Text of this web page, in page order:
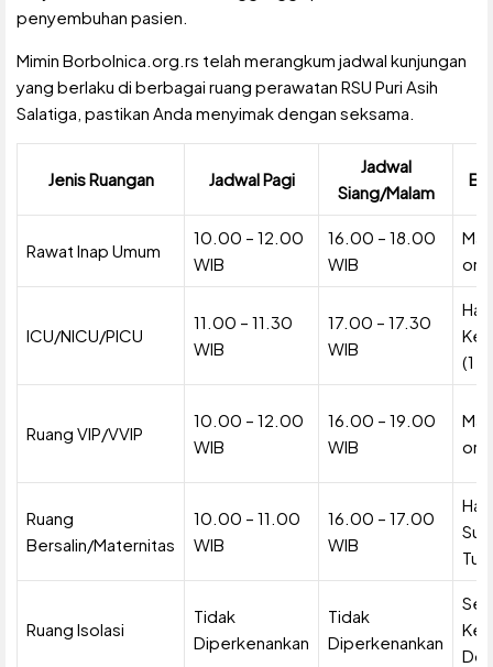
penyembuhan pasien.
Mimin Borbolnica.org.rs telah merangkum jadwal kunjungan
yang berlaku di berbagai ruang perawatan RSU Puri Asih
Salatiga, pastikan Anda menyimak dengan seksama.
Jenis Ruangan Jadwal Pagi
Jadwal
Siang/Malam
Rawat Inap Umum
10.00 – 12.00
WIB
16.00 – 18.00
WIB
ICU/NICU/PICU
11.00 – 11.30
WIB
17.00 – 17.30
WIB
(1
Ruang VIP/VVIP
10.00 – 12.00
WIB
16.00 – 19.00
WIB
Ruang
Bersalin/Maternitas
10.00 – 11.00
WIB
16.00 – 17.00
WIB
Tua
Ruang Isolasi
Tidak
Diperkenankan
Tidak
Diperkenankan